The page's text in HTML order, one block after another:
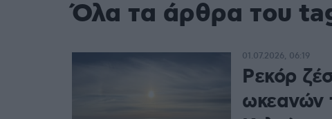
Όλα τα άρθρα του
Ρεκόρ
ωκεανών
01.07.2026, 06:19